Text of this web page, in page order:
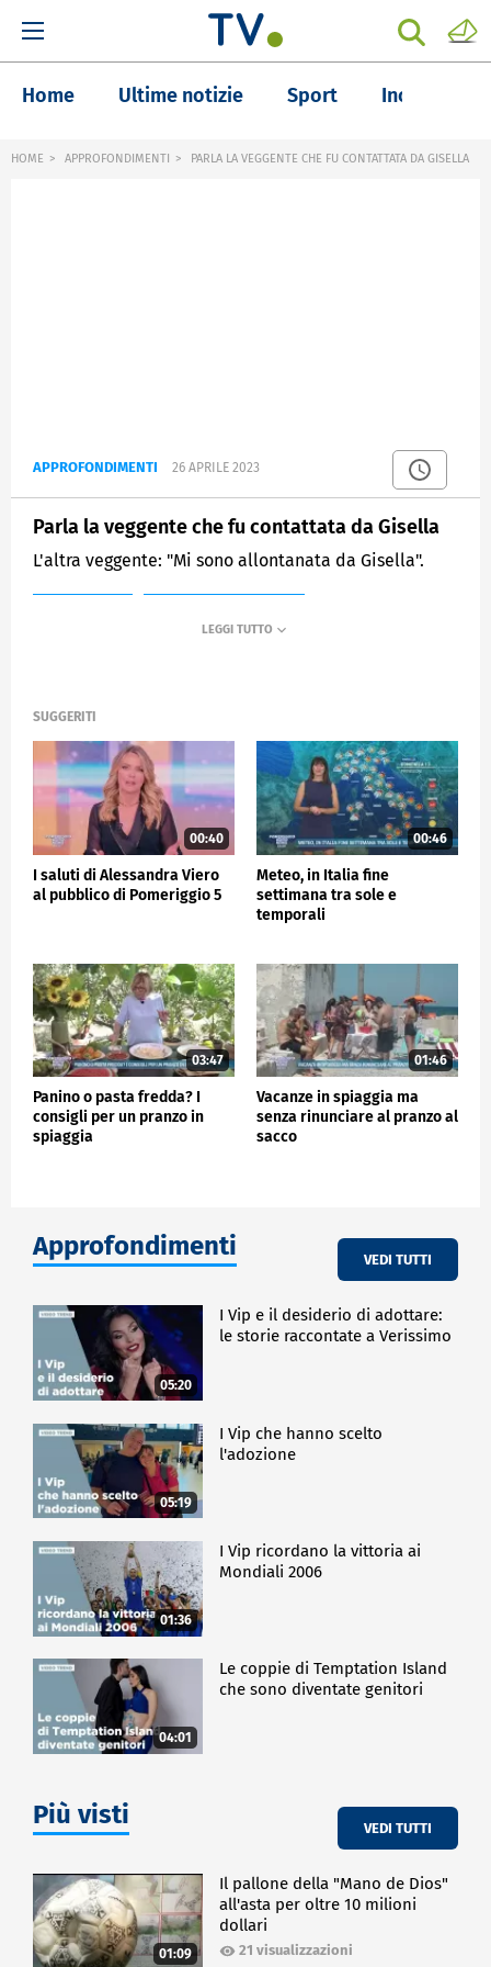
Home Ultime notizie Sport Inchieste
HOME APPROFONDIMENTI PARLA LA VEGGENTE CHE FU CONTATTATA DA GISELLA
APPROFONDIMENTI 26 APRILE 2023
Parla la veggente che fu contattata da Gisella
L'altra veggente: "Mi sono allontanata da Gisella".
SUGGERITI
00:40
I saluti di Alessandra Viero
al pubblico di Pomeriggio 5
00:46
Meteo, in Italia fine
settimana tra sole e
temporali
03:47
Panino o pasta fredda? I
consigli per un pranzo in
spiaggia
01:46
Vacanze in spiaggia ma
senza rinunciare al pranzo al
sacco
Approfondimenti VEDI TUTTI
05:20
I Vip e il desiderio di adottare:
le storie raccontate a Verissimo
05:19
I Vip che hanno scelto
l'adozione
01:36
I Vip ricordano la vittoria ai
Mondiali 2006
04:01
Le coppie di Temptation Island
che sono diventate genitori
Più visti VEDI TUTTI
01:09
Il pallone della "Mano de Dios"
all'asta per oltre 10 milioni
dollari
21 visualizzazioni